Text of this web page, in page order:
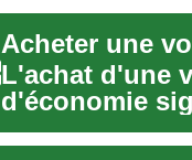
Acheter une
L'achat d'une
d'économie
rap...